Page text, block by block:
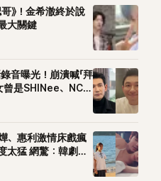
》！金希澈終於說
大關鍵
音曝光！崩潰喊「拜
曾是SHINee、NCT
、惠利激情床戲瘋
太猛 網驚：韓劇太